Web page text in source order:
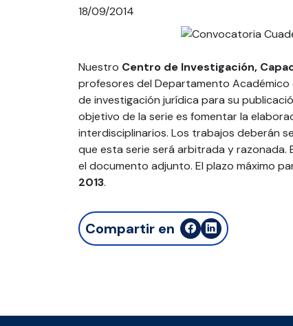
18/09/2014
Nuestro Centro de Investigación,
profesores del Departamento
de investigación jurídica para su
objetivo de la serie es fomentar la
interdisciplinarios. Los trabajos deberán
que esta serie será arbitrada y
el documento adjunto. El plazo máximo
2013.
Compartir en